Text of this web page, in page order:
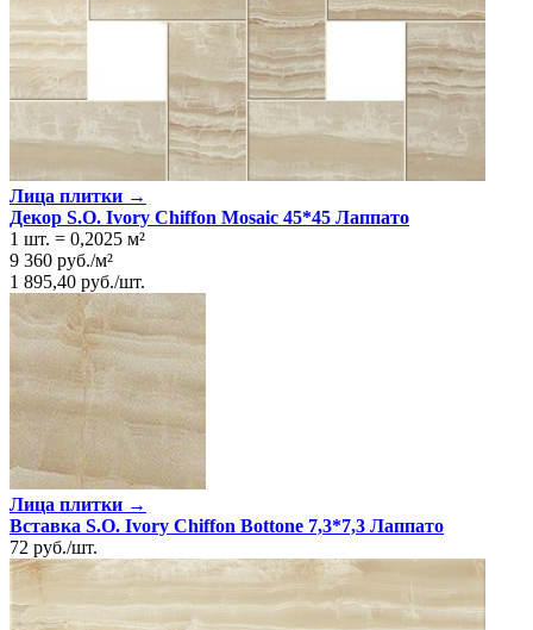
Лица плитки →
Декор S.O. Ivory Chiffon Mosaic 45*45 Лаппато
1 шт. = 0,2025 м²
9 360 руб./м²
1 895,40 руб./шт.
Лица плитки →
Вставка S.O. Ivory Chiffon Bottone 7,3*7,3 Лаппато
72 руб./шт.